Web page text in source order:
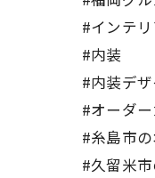
#インテ
#内装
#内装デ
#オーダ
#糸島市
#久留米